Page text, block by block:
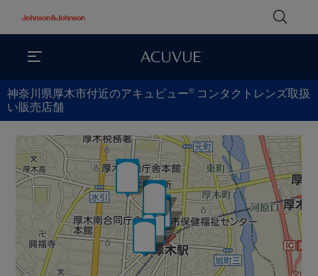
神奈川県厚木市付近のアキュビュー® コンタクトレンズ取扱
い販売店舗